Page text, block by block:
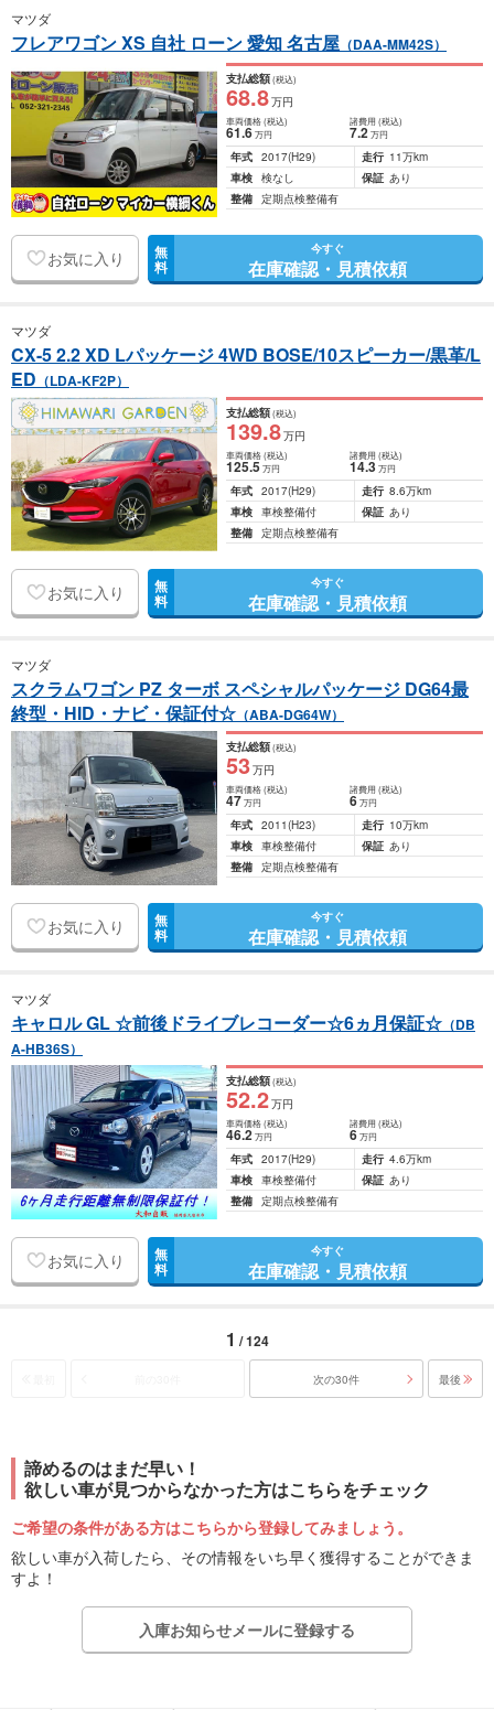
マツダ
フレアワゴン XS 自社 ローン 愛知 名古屋 （DAA-MM42S）
支払総額(税込)
68.8万円
車両価格(税込)
61.6万円
諸費用 (税込)
7.2 万円
年式 2017(H29) 走行 11万km
車検 検なし 保証 あり
整備 定期点検整備有
お気に入り 無
料
今すぐ
在庫確認・見積依頼
マツダ
CX-5 2.2 XD Lパッケージ 4WD BOSE/10スピーカー/黒革/L
ED （LDA-KF2P）
支払総額(税込)
139.8万円
車両価格(税込)
125.5万円
諸費用 (税込)
14.3 万円
年式 2017(H29) 走行 8.6万km
車検 車検整備付 保証 あり
整備 定期点検整備有
お気に入り 無
料
今すぐ
在庫確認・見積依頼
マツダ
スクラムワゴン PZ ターボ スペシャルパッケージ DG64最
終型・HID・ナビ・保証付☆ （ABA-DG64W）
支払総額(税込)
53万円
車両価格(税込)
47万円
諸費用 (税込)
6 万円
年式 2011(H23) 走行 10万km
車検 車検整備付 保証 あり
整備 定期点検整備有
お気に入り 無
料
今すぐ
在庫確認・見積依頼
マツダ
キャロル GL ☆前後ドライブレコーダー☆6ヵ月保証☆ （DB
A-HB36S）
支払総額(税込)
52.2万円
車両価格(税込)
46.2万円
諸費用 (税込)
6 万円
年式 2017(H29) 走行 4.6万km
車検 車検整備付 保証 あり
整備 定期点検整備有
お気に入り 無
料
今すぐ
在庫確認・見積依頼
1 / 124
次の30件 最後
諦めるのはまだ早い！
欲しい車が見つからなかった方はこちらをチェック
ご希望の条件がある方はこちらから登録してみましょう。
欲しい車が入荷したら、その情報をいち早く獲得することができま
すよ！
入庫お知らせメールに登録する